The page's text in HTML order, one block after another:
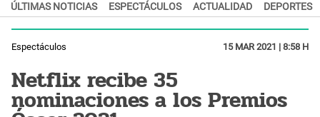
ÚLTIMAS NOTICIAS ESPECTÁCULOS ACTUALIDAD DEPORTES
Espectáculos 15 MAR 2021 | 8:58 H
Netflix recibe 35
nominaciones a los Premios